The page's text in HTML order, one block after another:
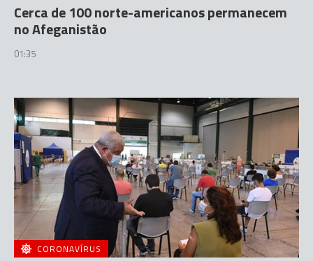
Cerca de 100 norte-americanos permanecem
no Afeganistão
01:35
CORONAVÍRUS